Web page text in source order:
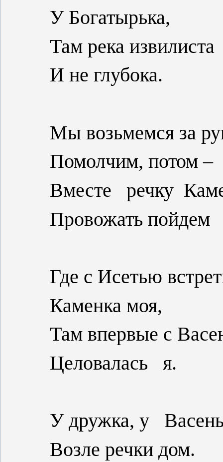
У Богатырька,
Там река извилиста
И не глубока.
Мы возьмемся за
Помолчим, потом –
Вместе
речку
Провожать пойдем
Где с Исетью
Каменка моя,
Там впервые с
Целовалась
я.
У дружка, у
Возле речки дом.